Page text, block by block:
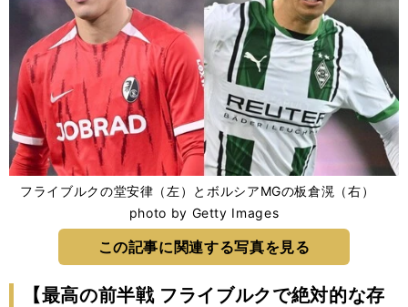
フライブルクの堂安律（左）とボルシアMGの板倉滉（右）
photo by Getty Images
この記事に関連する写真を見る
【最高の前半戦 フライブルクで絶対的な存